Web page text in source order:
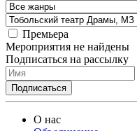
Премьера
Мероприятия не найдены
Подписаться на рассылку
О нас